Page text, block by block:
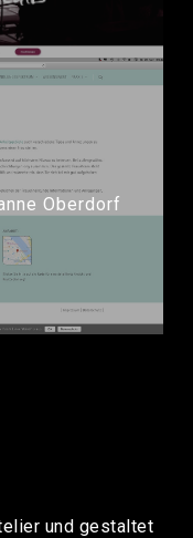
Oberdorf
und gestaltet